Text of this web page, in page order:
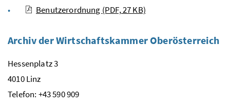
Benutzerordnung (PDF, 27 KB)
Archiv der Wirtschaftskammer Oberösterreich
Hessenplatz 3
4010 Linz
Telefon: +43 590 909